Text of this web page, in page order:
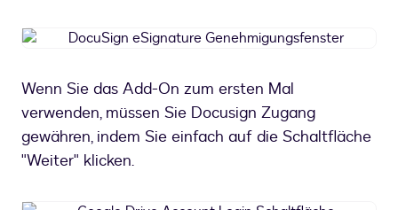
DocuSign
Wenn Sie das Add-On zum ersten Mal
verwenden, müssen Sie Docusign Zugang
gewähren, indem Sie einfach auf die Schaltfläche
"Weiter" klicken.